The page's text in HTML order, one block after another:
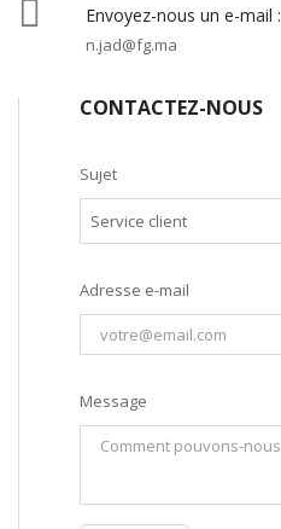
 Envoyez-nous un e-mail :
n.jad@fg.ma
CONTACTEZ-NOUS
Sujet
Adresse e-mail
Message